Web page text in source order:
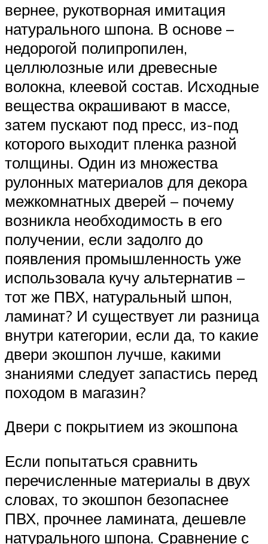
вернее, рукотворная имитация
натурального шпона. В основе –
недорогой полипропилен,
целлюлозные или древесные
волокна, клеевой состав. Исходные
вещества окрашивают в массе,
затем пускают под пресс, из-под
которого выходит пленка разной
толщины. Один из множества
рулонных материалов для декора
межкомнатных дверей – почему
возникла необходимость в его
получении, если задолго до
появления промышленность уже
использовала кучу альтернатив –
тот же ПВХ, натуральный шпон,
ламинат? И существует ли разница
внутри категории, если да, то какие
двери экошпон лучше, какими
знаниями следует запастись перед
походом в магазин?
Двери с покрытием из экошпона
Если попытаться сравнить
перечисленные материалы в двух
словах, то экошпон безопаснее
ПВХ, прочнее ламината, дешевле
натурального шпона. Сравнение с